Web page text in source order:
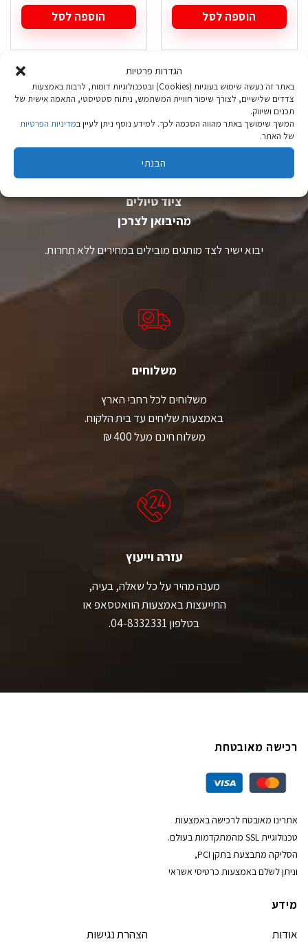
הגדרות פרטיות
באתר זה נעשה שימוש בעוגיות (Cookies) ובטכנולוגיות דומות, לרבות באמצעות
צדדים שלישיים, לצורך שיפור חוויית המשתמש, ניתוח סטטיסטי, התאמה אישית של
תכנים ושיווק.
המשך שימושך באתר מהווה הסכמה לכך. למידע נוסף ניתן לעיין במדיניות הפרטיות
של האתר.
הבנתי
הוספה לסל הוספה לסל
ציוד טיולים
מהיבואן לצרכן
יבוא ישיר לצד מותגים מובילים במחירים ללא תחרות.
משלוחים
משלוחים לכל רחבי הארץ
באמצעות שליחים עד בית הלקוח.
משלוח חינם מעל 400 ₪
עזרה וייעוץ
מענה מהיר על כל שאלה, בעיה,
התייעצות באמצעות הוואטסאפ או
בטלפון 04-8332331.
רכישה מאובטחת
אתרינו מאובטח לרכישה באמצעות
טכנולוגיית SSL מהמתקדמות בעולם.
הסליקה מתבצעת בתקן PCI,
וניתן לשלם באמצעות כרטיסי אשראי
מידע
אודות
הצהרת נגישות